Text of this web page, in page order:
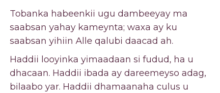
Tobanka habeenkii ugu dambeeyay ma
saabsan yahay kameynta; waxa ay ku
saabsan yihiin Alle qalubi daacad ah.
Haddii looyinka yimaadaan si fudud, ha u
dhacaan. Haddii ibada ay dareemeyso adag,
bilaabo yar. Haddii dhamaanaha culus u